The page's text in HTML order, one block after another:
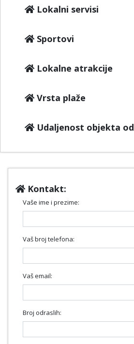
Lokalni servisi
Sportovi
Lokalne atrakcije
Vrsta plaže
Udaljenost objekta od
Kontakt:
Vaše ime i prezime:
Vaš broj telefona:
Vaš email:
Broj odraslih: